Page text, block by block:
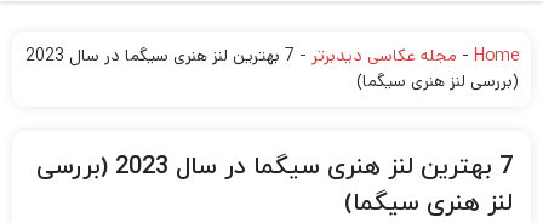
Home
- مجله عکاسی دیدبرتر -
7 بهترین لنز هنری سیگما در سال 2023
(بررسی لنز هنری سیگما)
7 بهترین لنز هنری سیگما در سال 2023 (بررسی
لنز هنری سیگما)